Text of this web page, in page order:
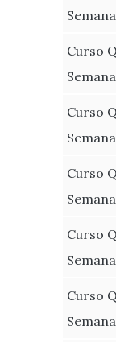
Curso
Curso
Curso
Curso
Curso